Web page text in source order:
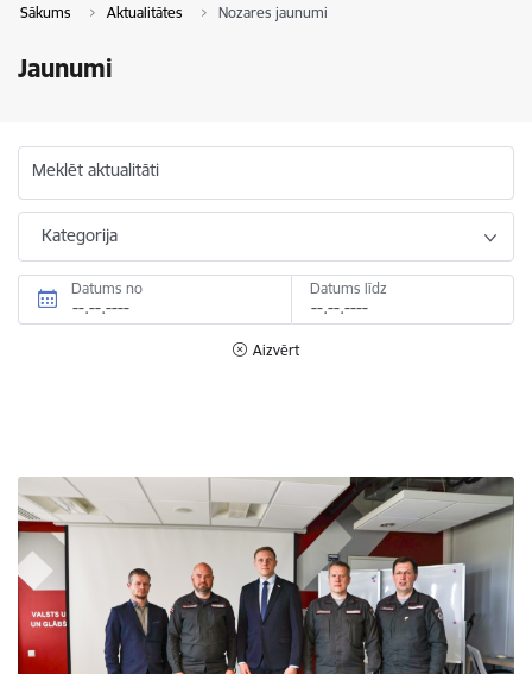
Sākums Aktualitātes Nozares jaunumi
Jaunumi
Meklēt aktualitāti
Kategorija
Datums no Datums līdz
Aizvērt